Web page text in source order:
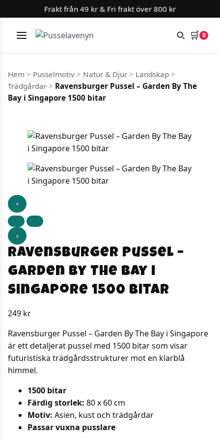
Hoppa till innehåll
Frakt från 49 kr & Fri frakt över 800 kr
Meny 🛒 0
Hem > Pusselmotiv > Natur & Djur > Landskap >
Trädgårdar > Ravensburger Pussel – Garden By The
Bay i Singapore 1500 bitar
‹
›
Ravensburger Pussel –
Garden By The Bay i
Singapore 1500 bitar
249 kr
Ravensburger Pussel – Garden By The Bay i Singapore
är ett detaljerat pussel med 1500 bitar som visar
futuristiska trädgårdsstrukturer mot en klarblå
himmel.
1500 bitar
Färdig storlek: 80 x 60 cm
Motiv: Asien, kust och trädgårdar
Passar vuxna pusslare